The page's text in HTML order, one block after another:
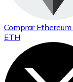
Comprar Ethereum
ETH